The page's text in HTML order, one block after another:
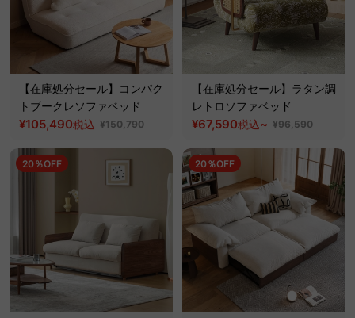
【在庫処分セール】コンパク
トブークレソファベッド
¥105,490税込 ¥150,790
【在庫処分セール】ラタン調
レトロソファベッド
¥67,590税込~ ¥96,590
20％OFF 20％OFF